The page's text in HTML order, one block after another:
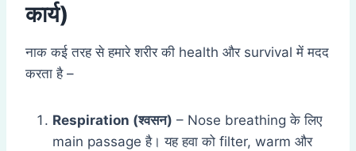
कार्य)
नाक कई तरह से हमारे शरीर की health और survival में मदद
करता है –
Respiration (श्वसन) – Nose breathing के लिए
main passage है। यह हवा को filter, warm और